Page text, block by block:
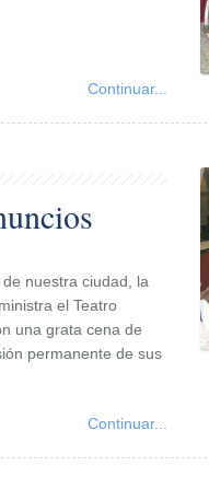
Continuar...
nuestra ciudad, la
el Teatro
una grata cena de
permanente de sus
Continuar...